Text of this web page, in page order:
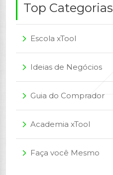
Top Categorias
arrow_forward_ios Escola xTool
arrow_forward_ios Ideias de Negócios
arrow_forward_ios Guia do Comprador
arrow_forward_ios Academia xTool
arrow_forward_ios Faça você Mesmo